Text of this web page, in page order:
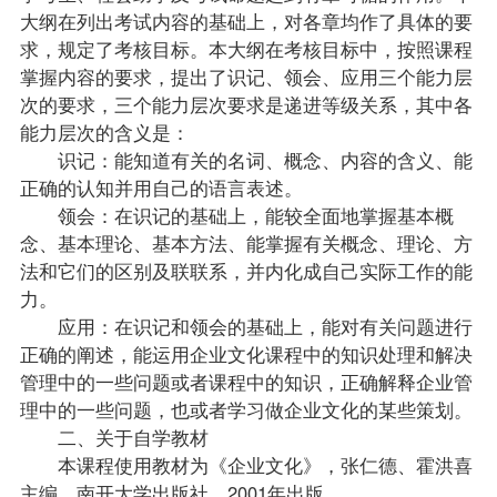
大纲在列出考试内容的基础上，对各章均作了具体的要
求，规定了考核目标。本大纲在考核目标中，按照课程
掌握内容的要求，提出了识记、领会、应用三个能力层
次的要求，三个能力层次要求是递进等级关系，其中各
能力层次的含义是：
识记：能知道有关的名词、概念、内容的含义、能
正确的认知并用自己的语言表述。
领会：在识记的基础上，能较全面地掌握基本概
念、基本理论、基本方法、能掌握有关概念、理论、方
法和它们的区别及联联系，并内化成自己实际工作的能
力。
应用：在识记和领会的基础上，能对有关问题进行
正确的阐述，能运用企业文化课程中的知识处理和解决
管理中的一些问题或者课程中的知识，正确解释企业管
理中的一些问题，也或者学习做企业文化的某些策划。
二、关于自学教材
本课程使用教材为《企业文化》，张仁德、霍洪喜